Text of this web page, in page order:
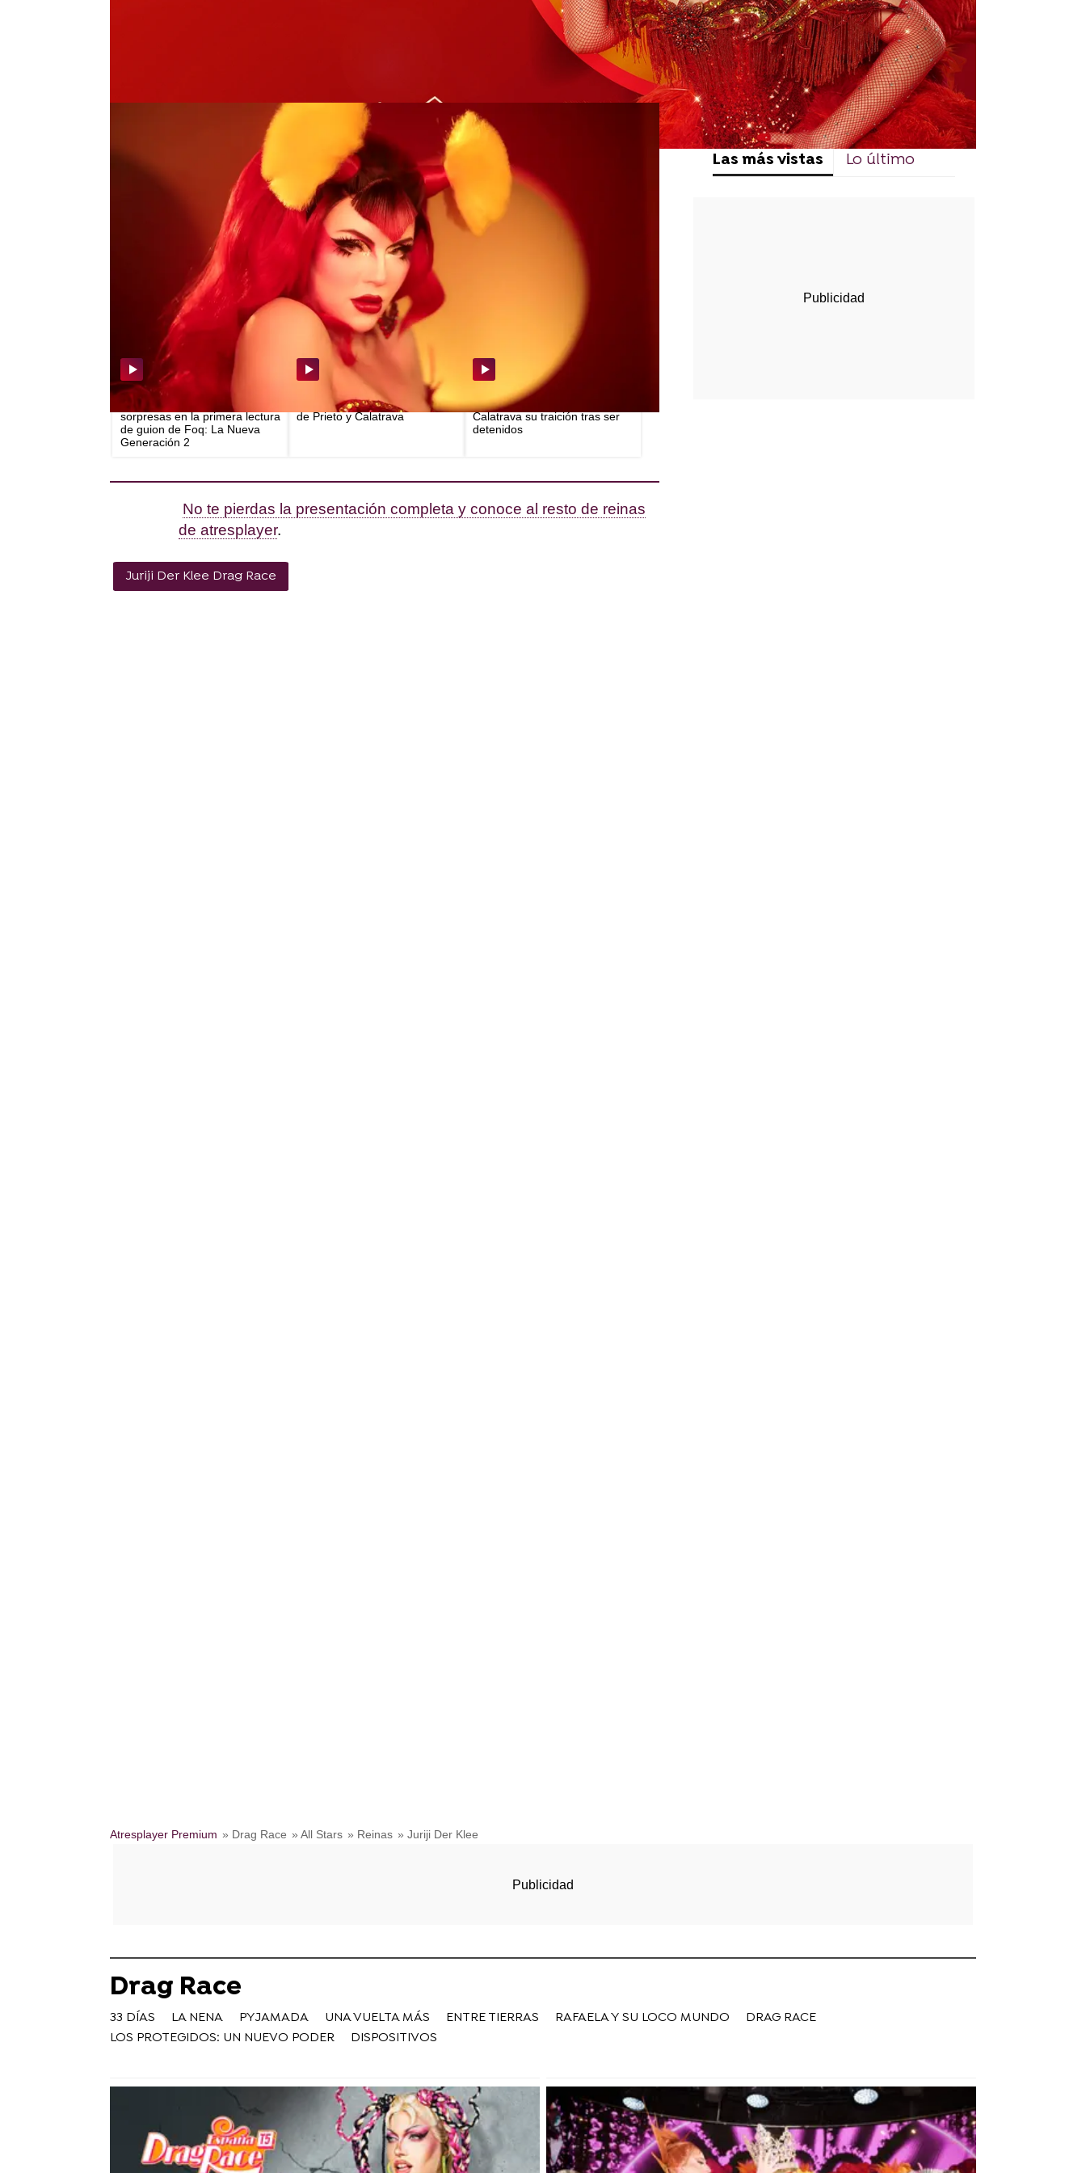
Juriji vuelve a Drag Race España “más sofisticada, cañera y
en su presentación del Meet The
y viene a
Desde su temporada ha explorado “su pasión por los flanes” y
admite que su momento más icónico fue el “episodio lésbico con
Venedita Von Däsh”. En su opinión, se merece ser la superestrella
drag que inaugure el Salón de la Fama de
Drag Race España
porque “es la más chula del lugar”.
Más Noticias
Ilusión, ganas y muchas
sorpresas en la primera lectura
de guion de Foq: La Nueva
Generación 2
García dimite tras la detención
de Prieto y Calatrava
Prieto echa en cara a
Calatrava su traición tras ser
detenidos
No te pierdas la presentación completa y conoce al resto de reinas
de atresplayer.
Juriji Der Klee Drag Race
Atresplayer Premium » Drag Race » All Stars » Reinas » Juriji Der Klee
Las más vistas Lo último
Drag Race
33 DÍAS LA NENA PYJAMADA UNA VUELTA MÁS ENTRE TIERRAS RAFAELA Y SU LOCO MUNDO
DRAG RACE
LOS PROTEGIDOS: UN NUEVO PODER
DISPOSITIVOS